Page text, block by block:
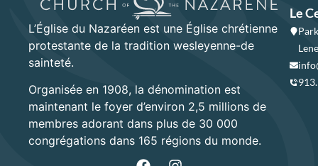
L’Église du Nazaréen est une Église chrétienne
protestante de la tradition wesleyenne-de
sainteté.
Organisée en 1908, la dénomination est
maintenant le foyer d’environ 2,5 millions de
membres adorant dans plus de 30 000
congrégations dans 165 régions du monde.
Le